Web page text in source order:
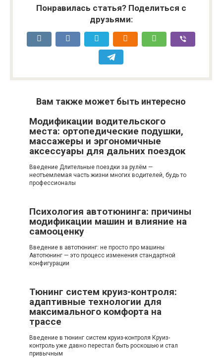
Понравилась статья? Поделиться с
друзьями:
Вам также может быть интересно
Модификации водительского
места: ортопедические подушки,
массажеры и эргономичные
аксессуары для дальних поездок
Введение Длительные поездки за рулём —
неотъемлемая часть жизни многих водителей, будь то
профессионалы
Психология автотюнинга: причины
модификации машин и влияние на
самооценку
Введение в автотюнинг: не просто про машины
Автотюнинг — это процесс изменения стандартной
конфигурации
Тюнинг систем круиз-контроля:
адаптивные технологии для
максимального комфорта на
трассе
Введение в тюнинг систем круиз-контроля Круиз-
контроль уже давно перестал быть роскошью и стал
привычным